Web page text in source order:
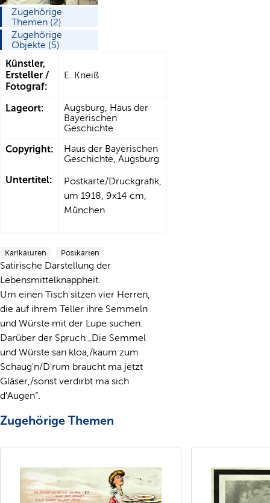
Zugehörige
Themen (2)
Zugehörige
Objekte (5)
Künstler,
Ersteller /
Fotograf:
E. Kneiß
Lageort:
Augsburg, Haus der
Bayerischen
Geschichte
Copyright:
Haus der Bayerischen
Geschichte, Augsburg
Untertitel:
Postkarte/Druckgrafik,
um 1918, 9x14 cm,
München
Karikaturen Postkarten
Satirische Darstellung der
Lebensmittelknappheit.
Um einen Tisch sitzen vier Herren,
die auf ihrem Teller ihre Semmeln
und Würste mit der Lupe suchen.
Darüber der Spruch „Die Semmel
und Würste san kloa,/kaum zum
Schaug'n/D'rum braucht ma jetzt
Gläser,/sonst verdirbt ma sich
d'Augen“.
Zugehörige Themen